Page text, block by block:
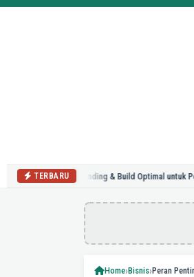
TERBARU
Tips Grinding & Build Optimal untuk Pemula
Home›Bisnis›